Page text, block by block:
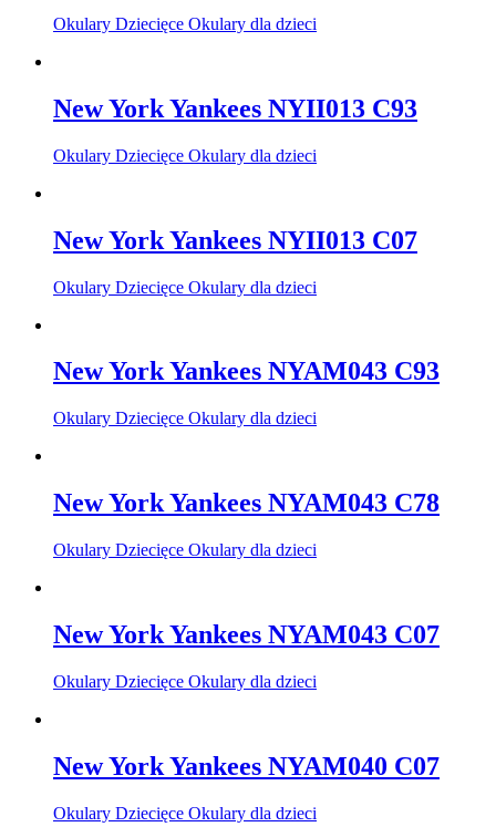
Okulary Dziecięce Okulary dla dzieci
New York Yankees NYII013 C93
Okulary Dziecięce Okulary dla dzieci
New York Yankees NYII013 C07
Okulary Dziecięce Okulary dla dzieci
New York Yankees NYAM043 C93
Okulary Dziecięce Okulary dla dzieci
New York Yankees NYAM043 C78
Okulary Dziecięce Okulary dla dzieci
New York Yankees NYAM043 C07
Okulary Dziecięce Okulary dla dzieci
New York Yankees NYAM040 C07
Okulary Dziecięce Okulary dla dzieci